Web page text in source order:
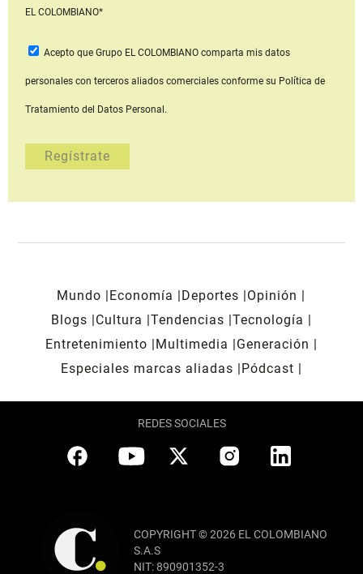
EL COLOMBIANO*
Acepto que Grupo EL COLOMBIANOcomparta mis datos
personales con terceros aliados comerciales conforme su Política de
Tratamiento del Datos Personal.
Mundo Economía Deportes
Opinión
Blogs
Cultura Tendencias Tecnología
Entretenimiento
Multimedia
Generación
Especiales marcas aliadas
Pódcast
REDES SOCIALES
COPYRIGHT © 2026 EL COLOMBIANO
S.A.S
NIT: 890901352-3